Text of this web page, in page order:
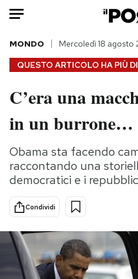
HOME
Italia
Politica
Tecnologia
Internet
Scienza
Cultura
Economia
Sport
QUESTO ARTICOLO HA PIÙ DI
MONDO Mercoledì 18 agosto
C’era una
in un burrone…
Obama sta facendo
raccontando una
democratici e i
Condividi